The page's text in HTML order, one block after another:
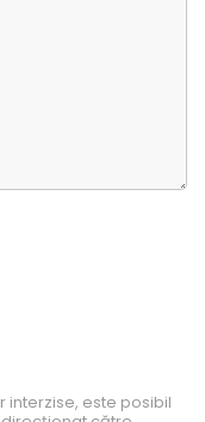
interzise, ​​este posibil